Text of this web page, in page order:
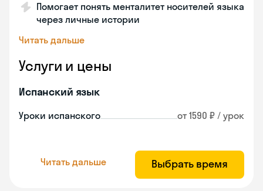
Помогает понять менталитет носителей языка
через личные истории
Читать дальше
Услуги и цены
Испанский язык
Уроки испанского от 1590 ₽ / урок
Читать дальше Выбрать время